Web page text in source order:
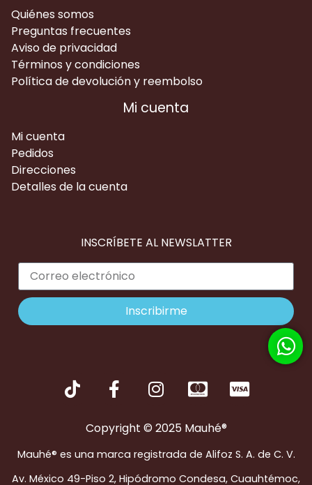
Quiénes somos
Preguntas frecuentes
Aviso de privacidad
Términos y condiciones
Política de devolución y reembolso
Mi cuenta
Mi cuenta
Pedidos
Direcciones
Detalles de la cuenta
INSCRÍBETE AL NEWSLATTER
Inscribirme
Copyright © 2025 Mauhé®
Mauhé® es una marca registrada de Alifoz S. A. de C. V.
Av. México 49-Piso 2, Hipódromo Condesa, Cuauhtémoc,